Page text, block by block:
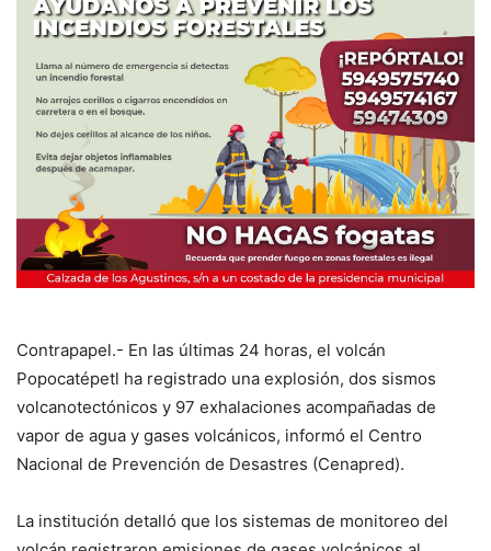
Contrapapel.- En las últimas 24 horas, el volcán
Popocatépetl ha registrado una explosión, dos sismos
volcanotectónicos y 97 exhalaciones acompañadas de
vapor de agua y gases volcánicos, informó el Centro
Nacional de Prevención de Desastres (Cenapred).
La institución detalló que los sistemas de monitoreo del